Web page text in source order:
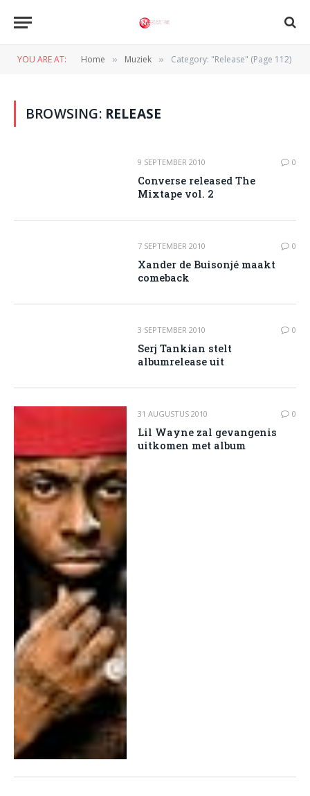
YOU ARE AT: Home » Muziek » Category: "Release" (Page 112)
BROWSING: RELEASE
9 SEPTEMBER 2010 0
Converse released The
Mixtape vol. 2
7 SEPTEMBER 2010 0
Xander de Buisonjé maakt
comeback
3 SEPTEMBER 2010 0
Serj Tankian stelt
albumrelease uit
31 AUGUSTUS 2010 0
Lil Wayne zal gevangenis
uitkomen met album